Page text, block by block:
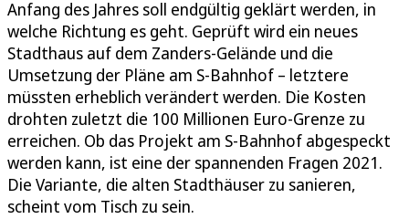
Anfang des Jahres soll endgültig geklärt werden, in
welche Richtung es geht. Geprüft wird ein neues
Stadthaus auf dem Zanders-Gelände und die
Umsetzung der Pläne am S-Bahnhof – letztere
müssten erheblich verändert werden. Die Kosten
drohten zuletzt die 100 Millionen Euro-Grenze zu
erreichen. Ob das Projekt am S-Bahnhof abgespeckt
werden kann, ist eine der spannenden Fragen 2021.
Die Variante, die alten Stadthäuser zu sanieren,
scheint vom Tisch zu sein.